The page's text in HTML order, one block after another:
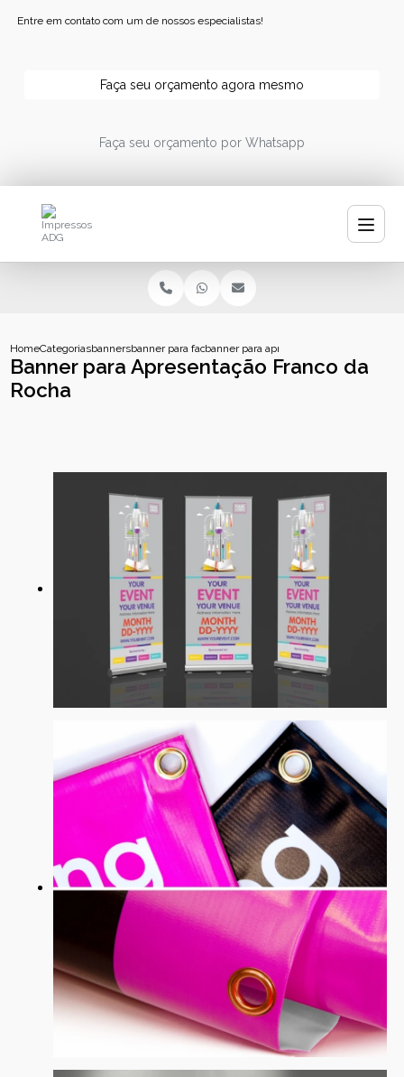
Entre em contato com um de nossos especialistas!
Faça seu orçamento agora mesmo
Faça seu orçamento por Whatsapp
HomeCategoriasbannersbanner para fachadabanner para apresentacao franco da
Banner para Apresentação Franco da
Rocha